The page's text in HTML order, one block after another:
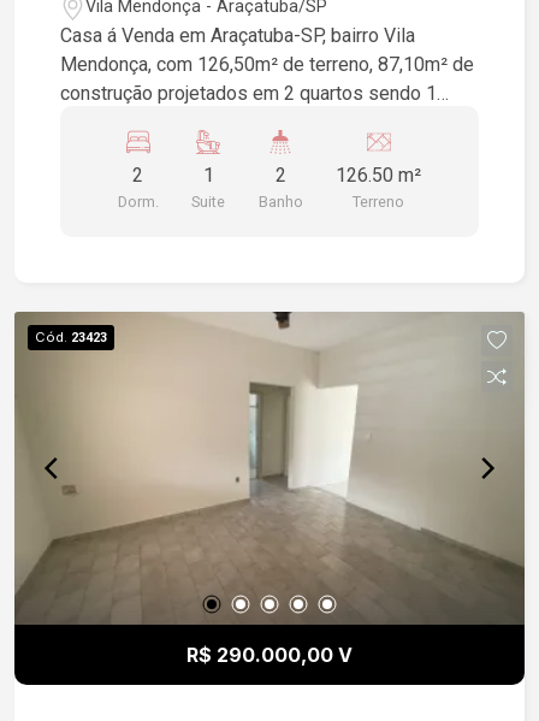
Vila Mendonça - Araçatuba/SP
Casa á Venda em Araçatuba-SP, bairro Vila
Mendonça, com 126,50m² de terreno, 87,10m² de
construção projetados em 2 quartos sendo 1
potencial para clinica, escritório, localização
privilegiada.
2
Dorm.
1
Suite
2
Banho
126.50 m²
Terreno
Cód. 23423
R$ 290.000,00 V